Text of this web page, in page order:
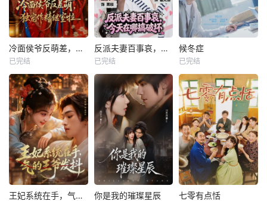
冷面侯爷反萌差，独宠作精继室啦
已完结
反派夫妻百事哀，今天在哪搞破坏
已完结
候冬症
已完结
王妃系统在手，气的王爷发抖 你是我的璀璨星辰 七零有点恬